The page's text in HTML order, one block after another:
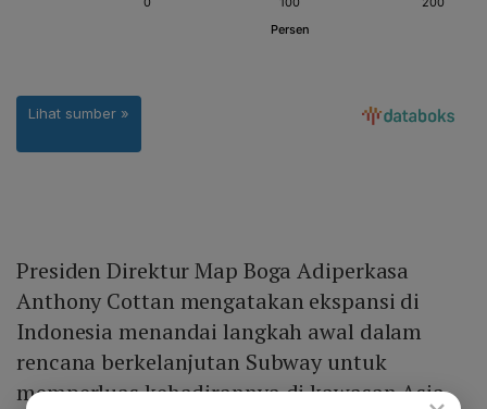
Presiden Direktur Map Boga Adiperkasa
Anthony Cottan mengatakan ekspansi di
Indonesia menandai langkah awal dalam
rencana berkelanjutan Subway untuk
memperluas kehadirannya di kawasan Asia